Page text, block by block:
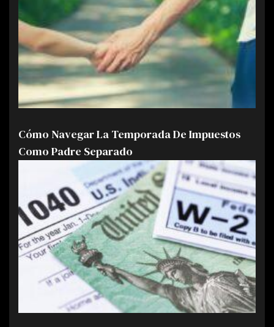
Cómo Navegar La Temporada De Impuestos
Como Padre Separado